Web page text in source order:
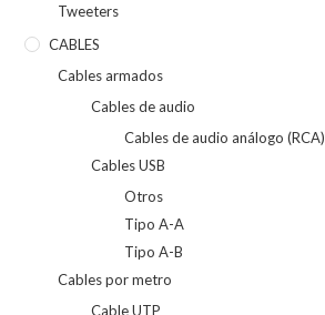
Tweeters
CABLES
Cables armados
Cables de audio
Cables de audio análogo (RCA)
Cables USB
Otros
Tipo A-A
Tipo A-B
Cables por metro
Cable UTP